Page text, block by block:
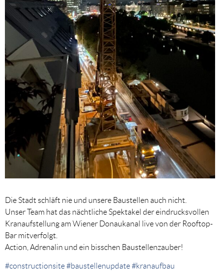
Die Stadt schläft nie und unsere Baustellen auch nicht.
Unser Team hat das nächtliche Spektakel der eindrucksvollen
Kranaufstellung am Wiener Donaukanal live von der Rooftop-
Bar mitverfolgt.
Action, Adrenalin und ein bisschen Baustellenzauber!
#constructionsite#baustellenupdate#kranaufbau